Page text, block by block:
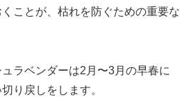
ことが、枯れを防ぐための重要な
ラベンダーは2月〜3月の早春に
り戻しをします。